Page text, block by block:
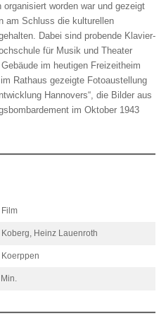
worden war und gezeigt
am Schluss die kulturellen
Dabei sind probende Klavier-
für Musik und Theater
im heutigen Freizeitheim
Rathaus gezeigte Fotoaustellung
Hannovers“, die Bilder aus
im Oktober 1943
Film
Koberg, Heinz Lauenroth